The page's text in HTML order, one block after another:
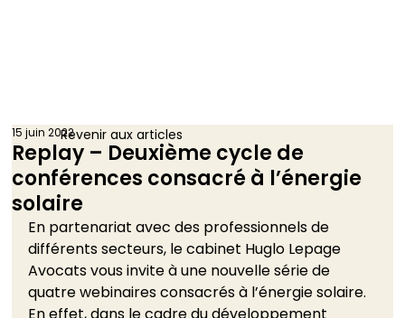
Replay – Deuxième cycle de
conférences consacré à l’énergie
solaire
15 juin 2022
En partenariat avec des professionnels de
différents secteurs, le cabinet Huglo Lepage
Avocats vous invite à une nouvelle série de
quatre webinaires consacrés à l’énergie solaire.
Revenir aux articles